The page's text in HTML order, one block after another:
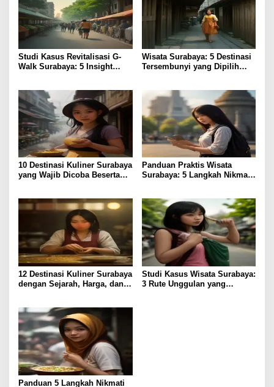
Studi Kasus Revitalisasi G-
Walk Surabaya: 5 Insight
Wisata Surabaya: 5 Destinasi
Tersembunyi yang Dipilih
10 Destinasi Kuliner Surabaya
yang Wajib Dicoba Beserta
Panduan Praktis Wisata
Surabaya: 5 Langkah Nikmati
12 Destinasi Kuliner Surabaya
dengan Sejarah, Harga, dan
Studi Kasus Wisata Surabaya:
3 Rute Unggulan yang
Panduan 5 Langkah Nikmati